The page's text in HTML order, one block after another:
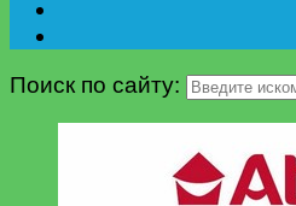
Поиск по сайту: